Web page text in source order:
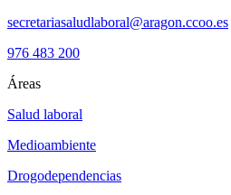
secretariasaludlaboral@aragon.ccoo.es
976 483 200
Áreas
Salud laboral
Medioambiente
Drogodependencias